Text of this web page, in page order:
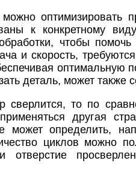
оптимизировать
к конкретному
чтобы
и скорость,
оптимальную
деталь, может
сверлится, то по
другая
может определить,
циклов можно
отверстие